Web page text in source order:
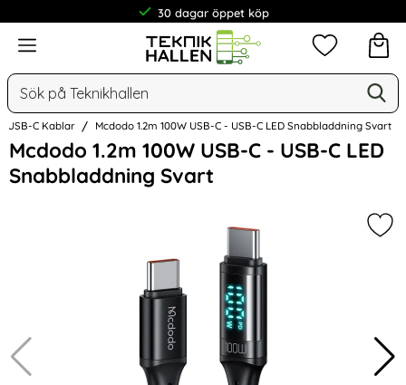
30 dagar öppet köp
Meny
Sök
Mina
USB-C Kablar Mcdodo 1.2m 100W USB-C - USB-C LED Snabbladdning Svart
Mcdodo 1.2m 100W USB-C - USB-C LED
Snabbladdning Svart
Hoppa
över
Bilder